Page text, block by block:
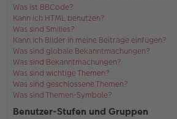
Was ist BBCode?
Kann ich HTML benutzen?
Was sind Smilies?
Kann ich Bilder in meine Beiträge einfügen?
Was sind globale Bekanntmachungen?
Was sind Bekanntmachungen?
Was sind wichtige Themen?
Was sind geschlossene Themen?
Was sind Themen-Symbole?
Benutzer-Stufen und Gruppen